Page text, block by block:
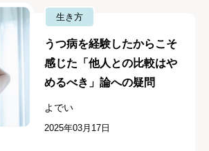
生き方
うつ病を経験したからこそ
感じた「他人との比較はや
めるべき」論への疑問
よでい
2025年03月17日